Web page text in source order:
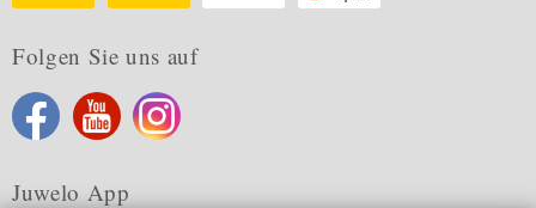
Folgen Sie uns auf
Juwelo App